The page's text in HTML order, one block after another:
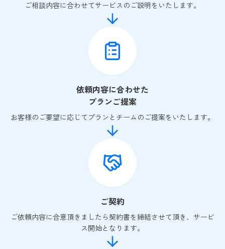
ご相談内容に合わせてサービスのご説明をいたします。
依頼内容に合わせた
プランご提案
お客様のご要望に応じてプランとチームのご提案をいたします。
ご契約
ご依頼内容に合意頂きましたら契約書を締結させて頂き、サービ
ス開始となります。